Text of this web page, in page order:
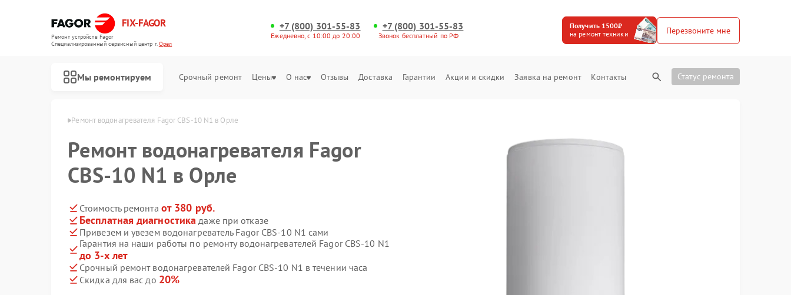
FIX-FAGOR
Ремонт устройств Fagor
Специализированный cервисный центр г.Орёл
+7 (800) 301-55-83
Ежедневно, с 10:00 до 20:00
+7 (800) 301-55-83
Звонок бесплатный по РФ
Получить 1500₽
на ремонт техники
Перезвоните мне
Мы ремонтируем Срочный ремонт Цены О нас Отзывы Доставка Гарантии Акции и скидки Заявка на ремонт Контакты Статус ремонта
Fagor в Орле Ремонт водонагревателя Fagor CBS-10 N1 в Орле
Ремонт водонагревателя Fagor
CBS-10 N1 в Орле
Стоимость ремонта от 380 руб.
Бесплатная диагностика даже при отказе
Привезем и увезем водонагреватель Fagor CBS-10 N1 сами
Гарантия на наши работы по ремонту водонагревателей Fagor CBS-10 N1
до 3-х лет
Срочный ремонт водонагревателей Fagor CBS-10 N1 в течении часа
Скидка для вас до 20%